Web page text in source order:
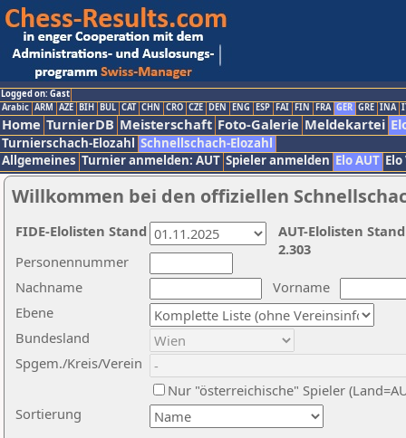
Logged on: Gast
Arabic ARM AZE BIH BUL CAT CHN CRO CZE DEN ENG ESP FAI FIN FRA GER GRE INA
Home TurnierDB Meisterschaft Foto-Galerie Meldekartei
Turnierschach-Elozahl Schnellschach-Elozahl
Allgemeines Turnier anmelden: AUT Spieler anmelden Elo AUT
Willkommen bei den offiziellen
Nachname
Vorname
Ebene
Sortierung
Personennummer
Bundesland
Spgem./Kreis/Verein
Nur "österreichische" Spieler
AUT-Elolisten
2.303
FIDE-Elolisten Stand